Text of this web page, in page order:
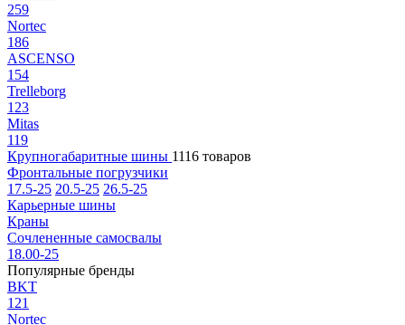
259
Nortec
186
ASCENSO
154
Trelleborg
123
Mitas
119
Крупногабаритные шины 1116 товаров
Фронтальные погрузчики
17.5-25 20.5-25 26.5-25
Карьерные шины
Краны
Сочлененные самосвалы
18.00-25
Популярные бренды
BKT
121
Nortec